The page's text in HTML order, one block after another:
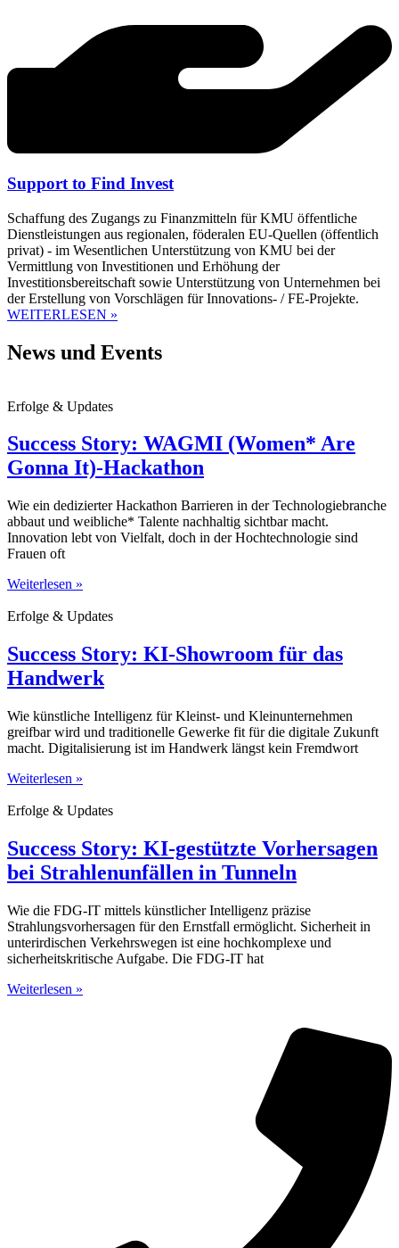
Support to Find Invest
Schaffung des Zugangs zu Finanzmitteln für KMU öffentliche
Dienstleistungen aus regionalen, föderalen EU-Quellen (öffentlich
privat) - im Wesentlichen Unterstützung von KMU bei der
Vermittlung von Investitionen und Erhöhung der
Investitionsbereitschaft sowie Unterstützung von Unternehmen bei
der Erstellung von Vorschlägen für Innovations- / FE-Projekte.
WEITERLESEN »
News und Events
Erfolge & Updates
Success Story: WAGMI (Women* Are
Gonna It)-Hackathon
Wie ein dedizierter Hackathon Barrieren in der Technologiebranche
abbaut und weibliche* Talente nachhaltig sichtbar macht.
Innovation lebt von Vielfalt, doch in der Hochtechnologie sind
Frauen oft
Weiterlesen »
Erfolge & Updates
Success Story: KI-Showroom für das
Handwerk
Wie künstliche Intelligenz für Kleinst- und Kleinunternehmen
greifbar wird und traditionelle Gewerke fit für die digitale Zukunft
macht. Digitalisierung ist im Handwerk längst kein Fremdwort
Weiterlesen »
Erfolge & Updates
Success Story: KI-gestützte Vorhersagen
bei Strahlenunfällen in Tunneln
Wie die FDG-IT mittels künstlicher Intelligenz präzise
Strahlungsvorhersagen für den Ernstfall ermöglicht. Sicherheit in
unterirdischen Verkehrswegen ist eine hochkomplexe und
sicherheitskritische Aufgabe. Die FDG-IT hat
Weiterlesen »